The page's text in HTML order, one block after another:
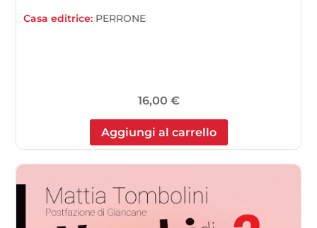
Casa editrice: PERRONE
16,00 €
Aggiungi al carrello